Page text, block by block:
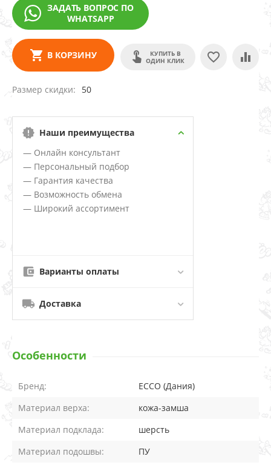
ЗАДАТЬ ВОПРОС ПО
WHATSAPP
В КОРЗИНУ
КУПИТЬ В
ОДИН КЛИК
Размер скидки 50
Наши преимущества
— Онлайн консультант
— Персональный подбор
— Гарантия качества
— Возможность обмена
— Широкий ассортимент
Варианты оплаты
Доставка
Особенности
Бренд:
ECCO (Дания)
Материал верха:
кожа-замша
Материал подклада:
шерсть
Материал подошвы:
ПУ